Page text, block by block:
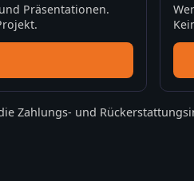
Präsentationen.
Zahlungs- und